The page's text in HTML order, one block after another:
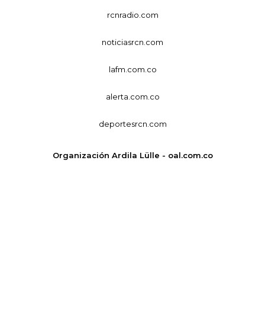
rcnradio.com
noticiasrcn.com
lafm.com.co
alerta.com.co
deportesrcn.com
Organización Ardila Lülle - oal.com.co